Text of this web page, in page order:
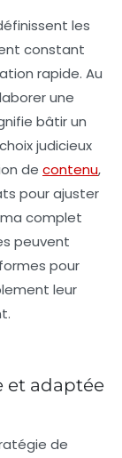
les
constant
rapide. Au
une
bâtir un
judicieux
de contenu,
pour ajuster
complet
peuvent
pour
leur
et adaptée
de